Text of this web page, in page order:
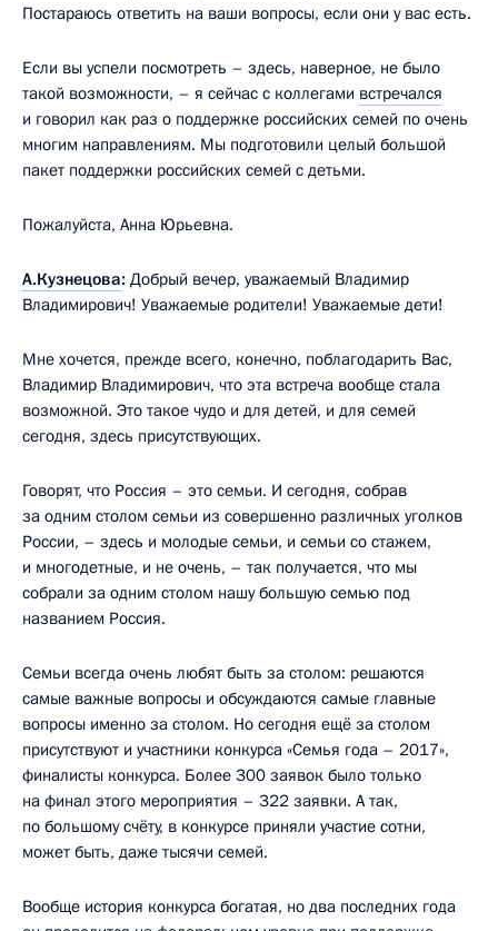
Постараюсь ответить на ваши вопросы, если они у вас есть.
Если вы успели посмотреть – здесь, наверное, не было
такой возможности, – я сейчас с коллегами встречался
и говорил как раз о поддержке российских семей по очень
многим направлениям. Мы подготовили целый большой
пакет поддержки российских семей с детьми.
Пожалуйста, Анна Юрьевна.
А.Кузнецова: Добрый вечер, уважаемый Владимир
Владимирович! Уважаемые родители! Уважаемые дети!
Мне хочется, прежде всего, конечно, поблагодарить Вас,
Владимир Владимирович, что эта встреча вообще стала
возможной. Это такое чудо и для детей, и для семей
сегодня, здесь присутствующих.
Говорят, что Россия – это семьи. И сегодня, собрав
за одним столом семьи из совершенно различных уголков
России, – здесь и молодые семьи, и семьи со стажем,
и многодетные, и не очень, – так получается, что мы
собрали за одним столом нашу большую семью под
названием Россия.
Семьи всегда очень любят быть за столом: решаются
самые важные вопросы и обсуждаются самые главные
вопросы именно за столом. Но сегодня ещё за столом
присутствуют и участники конкурса «Семья года – 2017»,
финалисты конкурса. Более 300 заявок было только
на финал этого мероприятия – 322 заявки. А так,
по большому счёту, в конкурсе приняли участие сотни,
может быть, даже тысячи семей.
Вообще история конкурса богатая, но два последних года